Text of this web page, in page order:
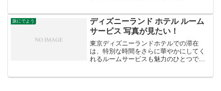
旅にでよう
ディズニーランド ホテル ルーム
サービス 写真が見たい！
東京ディズニーランドホテルでの滞在
は、特別な時間をさらに華やかにしてく
れるルームサービスも魅力のひとつで